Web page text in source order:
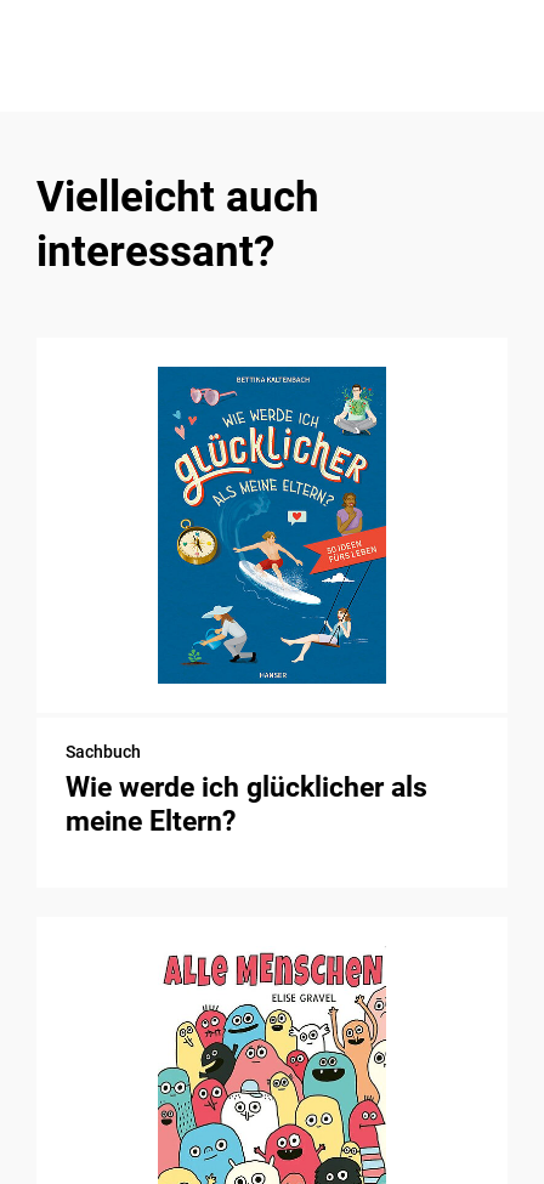
Vielleicht auch
interessant?
Sachbuch
Wie werde ich glücklicher als
meine Eltern?